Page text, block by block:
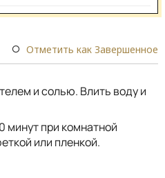
Отметить как Завершенное
и солью. Влить воду и
минут при комнатной
или пленкой.